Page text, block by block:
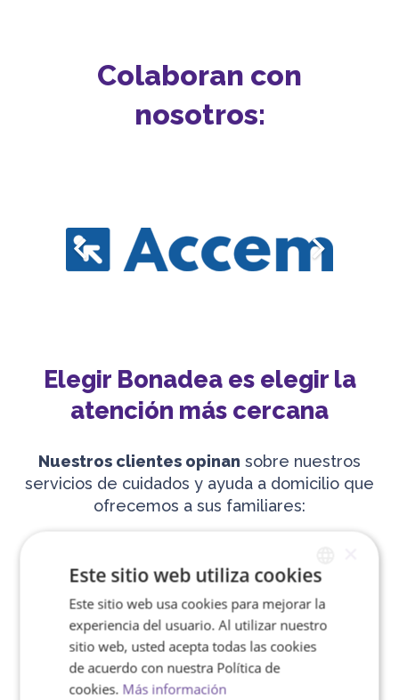
Colaboran con
nosotros:
Elegir Bonadea es elegir la
atención más cercana
Nuestros clientes opinan sobre nuestros
servicios de cuidados y ayuda a domicilio que
ofrecemos a sus familiares:
[producto_enriquecido]
SPANISH
ENGLISH
Este sitio web utiliza cookies
Este sitio web usa cookies para mejorar la
experiencia del usuario. Al utilizar nuestro
sitio web, usted acepta todas las cookies
de acuerdo con nuestra Política de
cookies. Más información